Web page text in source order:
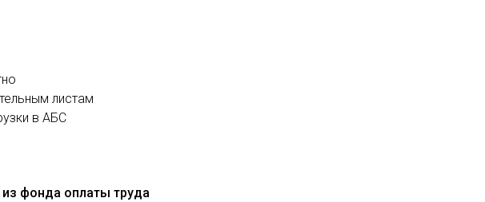
листам
в АБС
фонда оплаты труда